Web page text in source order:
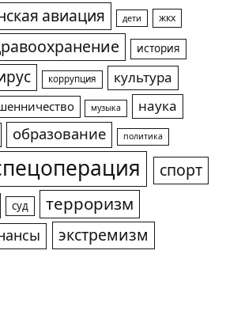
авиация дети жкх
история
коррупция
культура
музыка
наука
образование политика
спорт
суд терроризм
экстремизм